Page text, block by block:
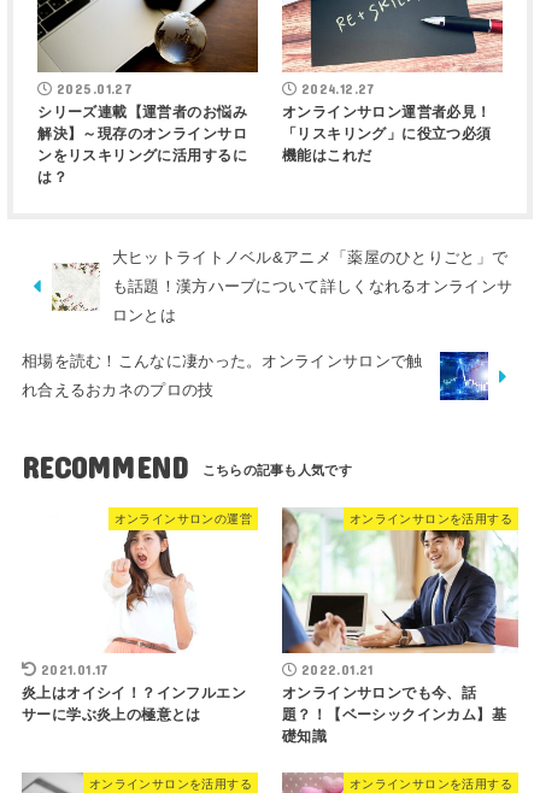
2025.01.27
シリーズ連載【運営者のお悩み
解決】～現存のオンラインサロ
ンをリスキリングに活用するに
は？
2024.12.27
オンラインサロン運営者必見！
「リスキリング」に役立つ必須
機能はこれだ
大ヒットライトノベル&アニメ「薬屋のひとりごと」で
も話題！漢方ハーブについて詳しくなれるオンラインサ
ロンとは
相場を読む！こんなに凄かった。オンラインサロンで触
れ合えるおカネのプロの技
RECOMMEND
オンラインサロンの運営
2021.01.17
炎上はオイシイ！？インフルエン
サーに学ぶ炎上の極意とは
オンラインサロンを活用する
2022.01.21
オンラインサロンでも今、話
題？！【ベーシックインカム】基
礎知識
オンラインサロンを活用する オンラインサロンを活用する